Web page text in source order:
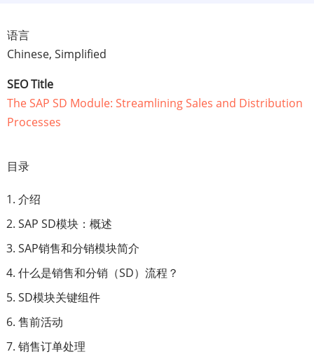
语言
Chinese, Simplified
SEO Title
The SAP SD Module: Streamlining Sales and Distribution
Processes
目录
介绍
SAP SD模块：概述
SAP销售和分销模块简介
什么是销售和分销（SD）流程？
SD模块关键组件
售前活动
销售订单处理